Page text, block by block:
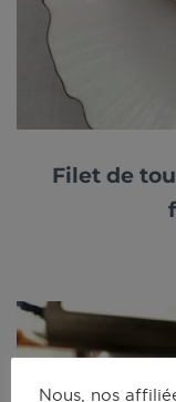
Filet de
Nous, nos